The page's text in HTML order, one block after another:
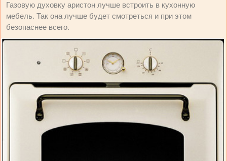
Газовую духовку аристон лучше встроить в кухонную
мебель. Так она лучше будет смотреться и при этом
безопаснее всего.